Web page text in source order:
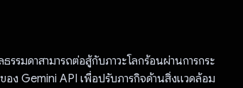
มดาสามารถต่อสู้กับภาวะโลกร้อนผ่านการกระ
ง Gemini API เพื่อปรับภารกิจด้านสิ่งแวดล้อม